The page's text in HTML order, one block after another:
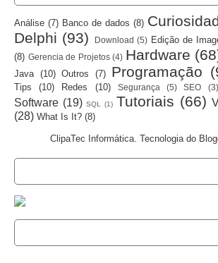
Análise (7) Banco de dados (8)
Delphi (93) Download (5) Edição de
(8) Gerencia de Projetos (4) Hardware
Java (10) Outros (7) Programação
Tips
(10) Redes (10) Segurança (5) SEO (3)
Software (19) SQL (1) Tutoriais (66)
(28) What Is It? (8)
ClipaTec Informática. Tecnologia do